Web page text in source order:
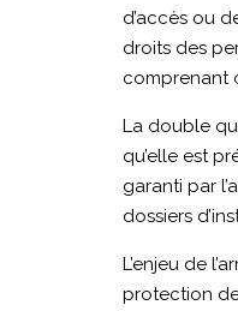
d’accès ou
droits des
comprenant
La double
qu’elle est
garanti par
dossiers
L’enjeu de
protection